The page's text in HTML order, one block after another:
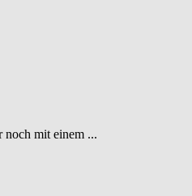
noch mit einem ...